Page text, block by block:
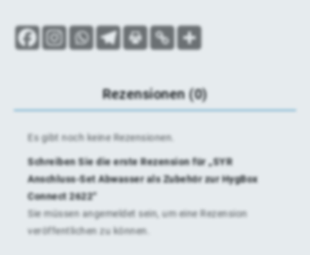
Rezensionen (0)
Es gibt noch keine Rezensionen.
Schreiben Sie die erste Rezension für „SYR
Anschluss-Set Abwasser als Zubehör zur HygBox
Connect 2622“
Sie müssen angemeldet sein, um eine Rezension
veröffentlichen zu können.